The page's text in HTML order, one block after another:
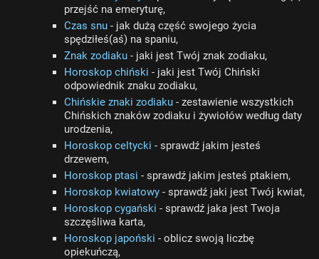
przejść na emeryturę,
Czas snu - jak dużą część swojego życia
spędziłeś(aś) na spaniu,
Znak zodiaku - jaki jest Twój znak zodiaku,
Horoskop chiński - jaki jest Twój Chiński
odpowiednik znaku zodiaku,
Chińskie znaki zodiaku - zestawienie wszystkich
Chińskich znaków zodiaku i żywiołów według daty
urodzenia,
Horoskop celtycki - sprawdź jakim jesteś
drzewem,
Horoskop ptasi - sprawdź jakim jesteś ptakiem,
Horoskop kwiatowy - sprawdź jaki jest Twój kwiat,
Horoskop cygański - sprawdź jaka jest Twoja
szczęśliwa karta,
Horoskop japoński - oblicz swoją liczbę
opiekuńczą,